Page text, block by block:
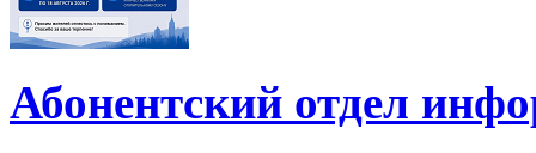
Абонентский отдел